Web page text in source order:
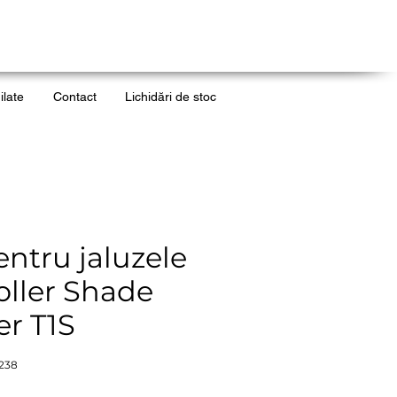
Contact Lichidări de stoc
jaluzele
Shade
T1S